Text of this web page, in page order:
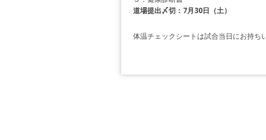
道場提出〆切：7月30日（土）
体温チェックシートは試合当日にお持ち